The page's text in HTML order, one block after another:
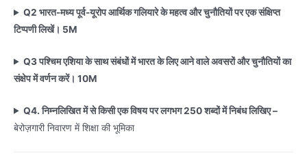
Q2 भारत-मध्य पूर्व-यूरोप आर्थिक गलियारे के महत्व और चुनौतियों पर एक संक्षिप्त
टिप्पणी लिखें। 5M
Q3 पश्चिम एशिया के साथ संबंधों में भारत के लिए आने वाले अवसरों और चुनौतियों का
संक्षेप में वर्णन करें। 10M
Q4. निम्नलिखित में से किसी एक विषय पर लगभग 250 शब्दों में निबंध लिखिए –
बेरोज़गारी निवारण में शिक्षा की भूमिका